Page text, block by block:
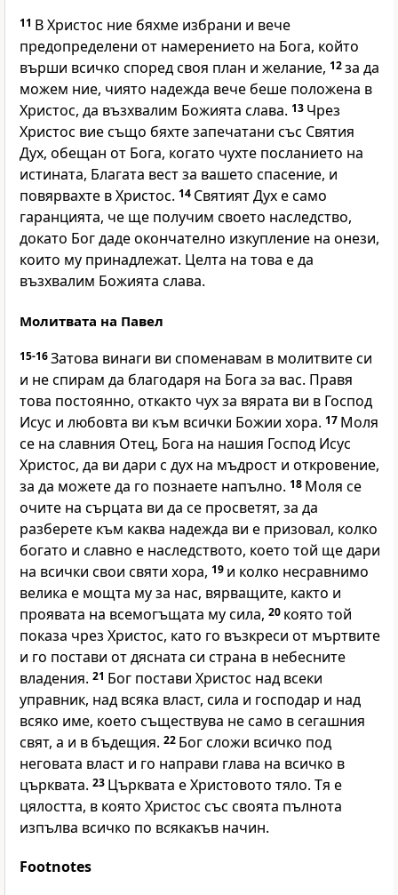
11 В Христос ние бяхме избрани и вече
предопределени от намерението на Бога, който
върши всичко според своя план и желание, 12за да
можем ние, чиято надежда вече беше положена в
Христос, да възхвалим Божията слава. 13 Чрез
Христос вие също бяхте запечатани със Святия
Дух, обещан от Бога, когато чухте посланието на
истината, Благата вест за вашето спасение, и
повярвахте в Христос. 14 Святият Дух е само
гаранцията, че ще получим своето наследство,
докато Бог даде окончателно изкупление на онези,
които му принадлежат. Целта на това е да
възхвалим Божията слава.
Молитвата на Павел
15-16Затова винаги ви споменавам в молитвите си
и не спирам да благодаря на Бога за вас. Правя
това постоянно, откакто чух за вярата ви в Господ
Исус и любовта ви към всички Божии хора. 17 Моля
се на славния Отец, Бога на нашия Господ Исус
Христос, да ви дари с дух на мъдрост и откровение,
за да можете да го познаете напълно. 18 Моля се
очите на сърцата ви да се просветят, за да
разберете към каква надежда ви е призовал, колко
богато и славно е наследството, което той ще дари
на всички свои святи хора, 19 и колко несравнимо
велика е мощта му за нас, вярващите, както и
проявата на всемогъщата му сила, 20 която той
показа чрез Христос, като го възкреси от мъртвите
и го постави от дясната си страна в небесните
владения. 21 Бог постави Христос над всеки
управник, над всяка власт, сила и господар и над
всяко име, което съществува не само в сегашния
свят, а и в бъдещия. 22 Бог сложи всичко под
неговата власт и го направи глава на всичко в
църквата. 23 Църквата е Христовото тяло. Тя е
цялостта, в която Христос със своята пълнота
изпълва всичко по всякакъв начин.
Footnotes